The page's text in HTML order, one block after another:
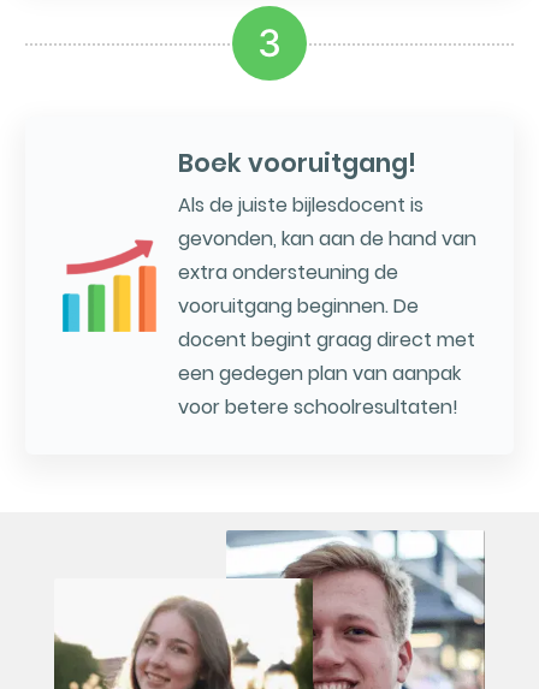
3
Boek vooruitgang!
Als de juiste bijlesdocent is
gevonden, kan aan de hand van
extra ondersteuning de
vooruitgang beginnen. De
docent begint graag direct met
een gedegen plan van aanpak
voor betere schoolresultaten!